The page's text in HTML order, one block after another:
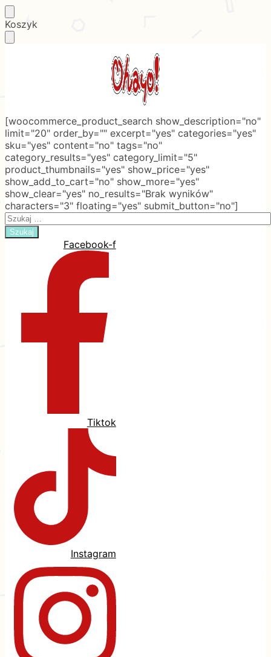
Skip
to
Skip
to
Koszyk
[woocommerce_product_search show_description="no"
limit="20" order_by="" excerpt="yes" categories="yes"
sku="yes" content="no" tags="no"
category_results="yes" category_limit="5"
product_thumbnails="yes" show_price="yes"
show_add_to_cart="no" show_more="yes"
show_clear="yes" no_results="Brak wyników"
characters="3" floating="yes" submit_button="no"]
Search
for:
Facebook-f
Tiktok
Instagram